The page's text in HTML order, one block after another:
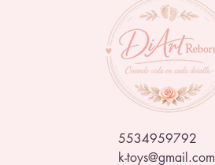
5534959792
k-toys@gmail.com